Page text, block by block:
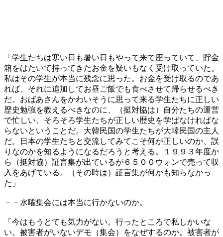
「学生たちは寒い日も暑い日もやって来て座っていて、貯金
箱をはたいて持ってきたお金を疑いもなく受け取っていた。
私はその学生が本当に残念に思った。お金を受け取るのであ
れば、それに追加してお昼ご飯でも食べさせて帰らせるべき
だ。おばあさんをかわいそうに思って来る学生たちに正しい
歴史勉強を教えるべきなのに、（挺対協は）自分たちの運営
で忙しい。そろそろ学生たちが正しい歴史を学ばなければな
らないということだ。大韓民国の学生たちが大韓民国の主人
だ。日本の学生たちと交流してみてこそ何が正しいのか、誤
りなのかを知るようになるだろうと考える。１９９３年度か
ら（挺対協）証言集が出ているが６５００ウォンで売って収
入をあげている。（その時は）証言集が何かも知らなかっ
た」
－－水曜集会には本当に行かないのか。
「今はもうとても気力がない。行ったところで私しかいな
い。被害者がいないデモ（集会）をなぜするのか。被害者が